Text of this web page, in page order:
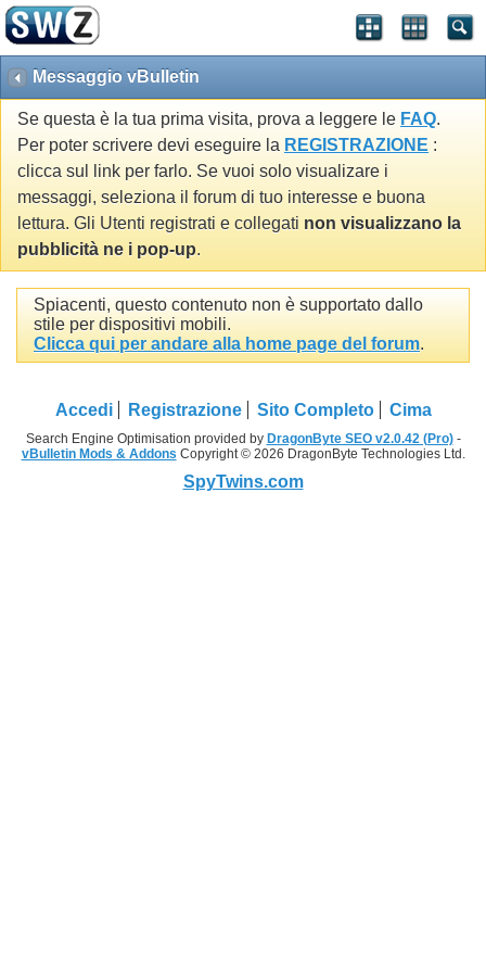
Messaggio vBulletin
Se questa è la tua prima visita, prova a leggere le FAQ.
Per poter scrivere devi eseguire la REGISTRAZIONE :
clicca sul link per farlo. Se vuoi solo visualizare i
messaggi, seleziona il forum di tuo interesse e buona
lettura. Gli Utenti registrati e collegati non visualizzano la
pubblicità ne i pop-up.
Spiacenti, questo contenuto non è supportato dallo
stile per dispositivi mobili.
Clicca qui per andare alla home page del forum.
Accedi Registrazione Sito Completo Cima
Search Engine Optimisation provided by DragonByte SEO v2.0.42 (Pro)-
vBulletin Mods & Addons Copyright © 2026 DragonByte Technologies Ltd.
SpyTwins.com